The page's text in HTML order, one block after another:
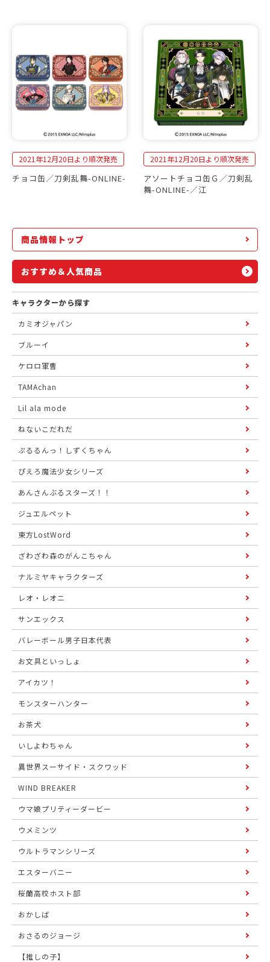
2021年12月20日より順次発売
チョコ缶／刀剣乱舞-ONLINE-
2021年12月20日より順次発売
アソートチョコ缶Ｇ／刀剣乱
舞-ONLINE-／江
商品情報トップ
おすすめ＆人気商品
キャラクターから探す
カミオジャパン
ブルーイ
ケロロ軍曹
TAMAchan
Lil ala mode
ねないこだれだ
ぷるるんっ！しずくちゃん
ぴえろ魔法少女シリーズ
あんさんぶるスターズ！！
ジュエルペット
東方LostWord
ざわざわ森のがんこちゃん
ナルミヤキャラクターズ
レオ・レオニ
サンエックス
バレーボール男子日本代表
お文具といっしょ
アイカツ！
モンスターハンター
お茶犬
いしよわちゃん
異世界スーサイド・スクワッド
WIND BREAKER
ウマ娘プリティーダービー
ウメミンツ
ウルトラマンシリーズ
エスターバニー
桜蘭高校ホスト部
おかしば
おさるのジョージ
【推しの子】